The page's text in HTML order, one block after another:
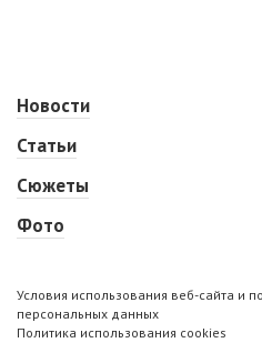
Новости
Статьи
Сюжеты
Фото
Условия использования веб-сайта и
персональных данных
Политика использования cookies